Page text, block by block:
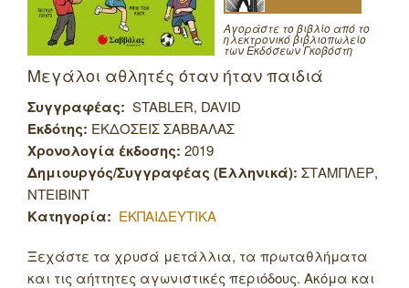
Αγοράστε το βιβλίο από το
ηλεκτρονικό βιβλιοπωλείο
των Εκδόσεων Γκοβόστη
Μεγάλοι αθλητές όταν ήταν παιδιά
Συγγραφέας: STABLER, DAVID
Εκδότης: ΕΚΔΟΣΕΙΣ ΣΑΒΒΑΛΑΣ
Χρονολογία έκδοσης: 2019
Δημιουργός/Συγγραφέας (Ελληνικά): ΣΤΑΜΠΛΕΡ,
ΝΤΕΙΒΙΝΤ
Κατηγορία: ΕΚΠΑΙΔΕΥΤΙΚΑ
Ξεχάστε τα χρυσά μετάλλια, τα πρωταθλήματα
και τις αήττητες αγωνιστικές περιόδους. Ακόμα και